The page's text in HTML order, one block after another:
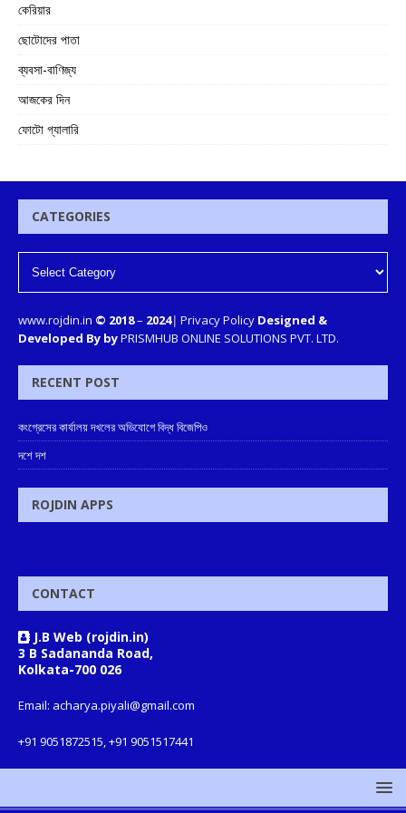
কেরিয়ার
ছোটোদের পাতা
ব্যবসা-বাণিজ্য
আজকের দিন
ফোটো গ্যালারি
CATEGORIES
www.rojdin.in © 2018– 2024| Privacy Policy Designed &
Developed By byPRISMHUB ONLINE SOLUTIONS PVT. LTD.
RECENT POST
কংগ্রেসের কার্যালয় দখলের অভিযোগে বিদ্ধ বিজেপিও
দশে দশ
ROJDIN APPS
CONTACT
J.B Web (rojdin.in)
3 B Sadananda Road,
Kolkata-700 026
Email: acharya.piyali@gmail.com
+91 9051872515, +91 9051517441